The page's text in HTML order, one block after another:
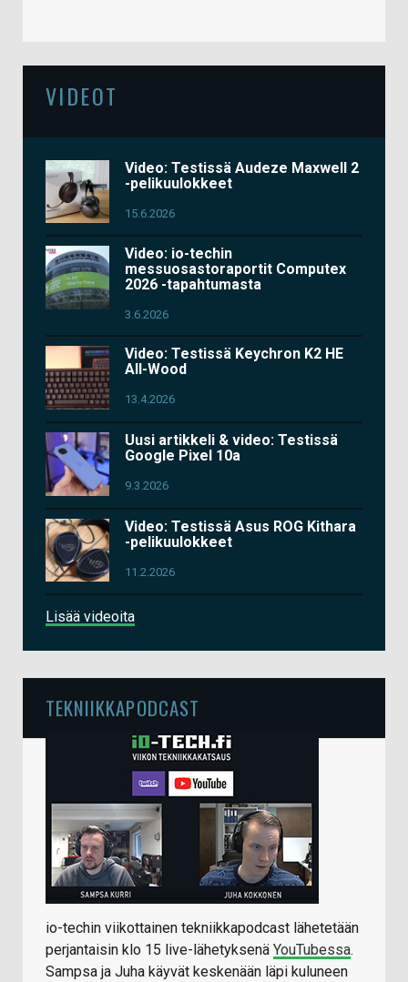
VIDEOT
Video: Testissä Audeze Maxwell 2
-pelikuulokkeet
15.6.2026
Video: io-techin
messuosastoraportit Computex
2026 -tapahtumasta
3.6.2026
Video: Testissä Keychron K2 HE
All-Wood
13.4.2026
Uusi artikkeli & video: Testissä
Google Pixel 10a
9.3.2026
Video: Testissä Asus ROG Kithara
-pelikuulokkeet
11.2.2026
Lisää videoita
TEKNIIKKAPODCAST
io-techin viikottainen tekniikkapodcast lähetetään
perjantaisin klo 15 live-lähetyksenä YouTubessa.
Sampsa ja Juha käyvät keskenään läpi kuluneen